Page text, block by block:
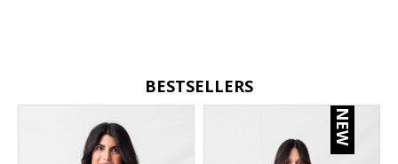
BESTSELLERS
NEW